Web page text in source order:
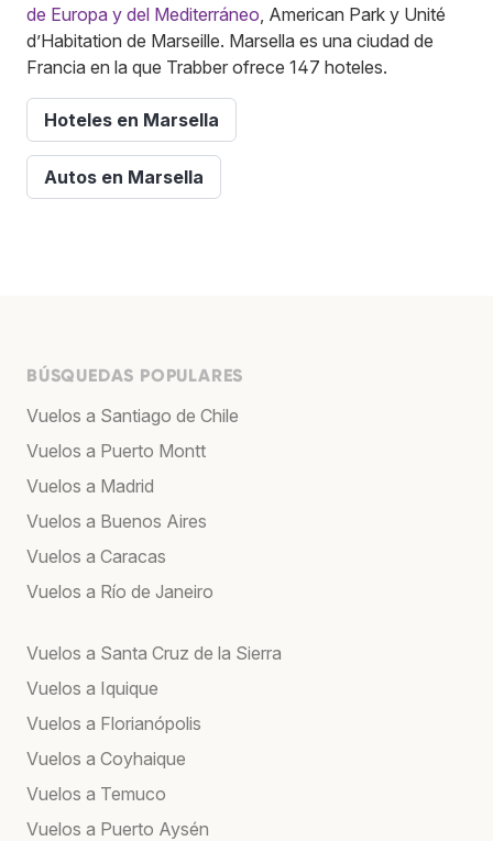
de Europa y del Mediterráneo , American Park y Unité
d’Habitation de Marseille. Marsella es una ciudad de
Francia en la que Trabber ofrece 147 hoteles.
Hoteles en Marsella
Autos en Marsella
BÚSQUEDAS POPULARES
Vuelos a Santiago de Chile
Vuelos a Puerto Montt
Vuelos a Madrid
Vuelos a Buenos Aires
Vuelos a Caracas
Vuelos a Río de Janeiro
Vuelos a Santa Cruz de la Sierra
Vuelos a Iquique
Vuelos a Florianópolis
Vuelos a Coyhaique
Vuelos a Temuco
Vuelos a Puerto Aysén